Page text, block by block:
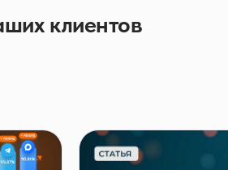
клиентов